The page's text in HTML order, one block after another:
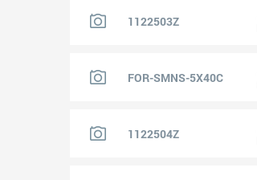
1122503Z
FOR-SMNS-5X40C
1122504Z